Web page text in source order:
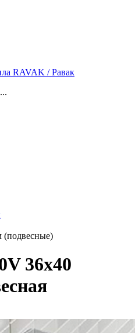
RAVAK / Равак
(подвесные)
36х40